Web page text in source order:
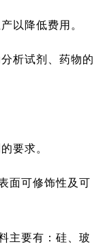
以降低费用。
析试剂、药物的
要求。
面可修饰性及可
主要有：硅、玻